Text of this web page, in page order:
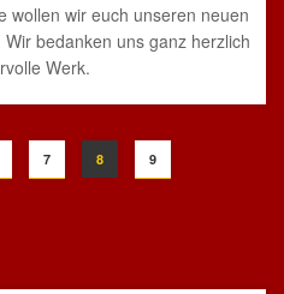
wollen wir euch unseren neuen
bedanken uns ganz herzlich
Werk.
7 8 9